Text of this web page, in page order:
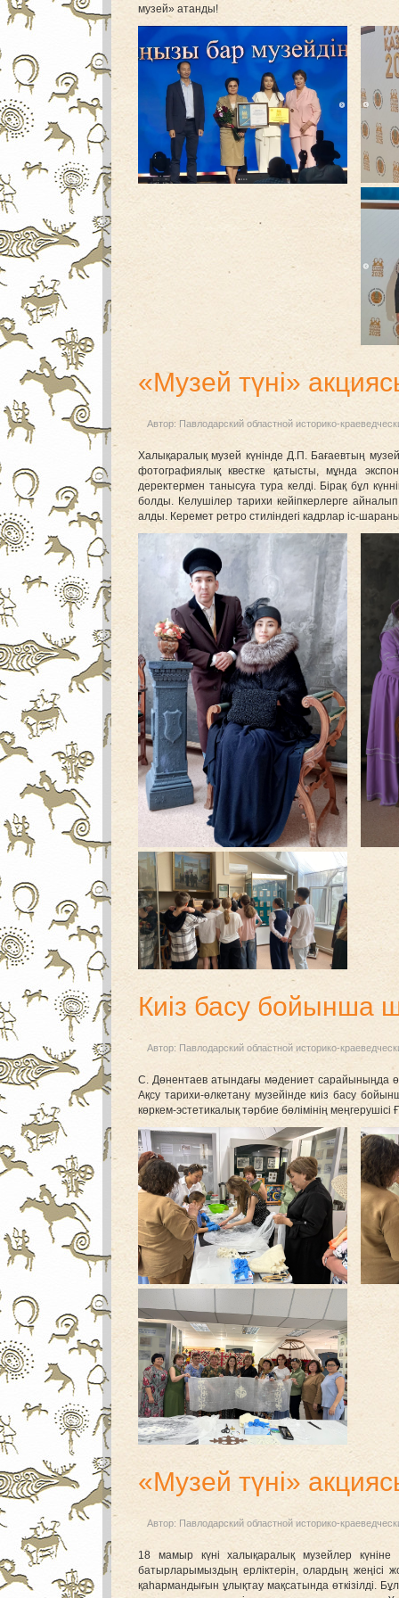
музей» атанды!
«Музей түні»
Автор: Павлодарский областной историко-
Халықаралық музей күнінде Д.П. Бағаевтың
фотографиялық квестке қатысты, мұнда
деректермен танысуға тура келді. Бірақ бұл
болды. Келушілер тарихи кейіпкерлерге
алды. Керемет ретро стиліндегі кадрлар іс-
Киіз басу бойынша
Автор: Павлодарский областной историко-
С. Дөнентаев атындағы мәдениет сарайыныңда
Ақсу тарихи-өлкетану музейінде киіз басу
көркем-эстетикалық тәрбие бөлімінің меңгерушісі
«Музей түні»
Автор: Павлодарский областной историко-
18 мамыр күні халықаралық музейлер
батырларымыздың ерліктерін, олардың
қаһармандығын ұлықтау мақсатында өткізілді.